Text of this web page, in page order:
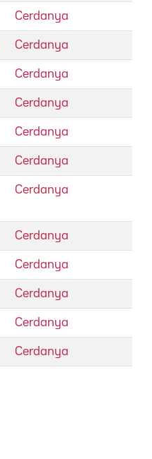
Cerdanya
Cerdanya
Cerdanya
Cerdanya
Cerdanya
Cerdanya
Cerdanya
Cerdanya
Cerdanya
Cerdanya
Cerdanya
Cerdanya